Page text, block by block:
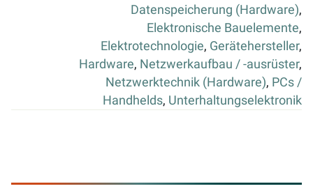
Datenspeicherung (Hardware),
Elektronische Bauelemente,
Elektrotechnologie, Gerätehersteller,
Hardware, Netzwerkaufbau / -ausrüster,
Netzwerktechnik (Hardware), PCs /
Handhelds, Unterhaltungselektronik